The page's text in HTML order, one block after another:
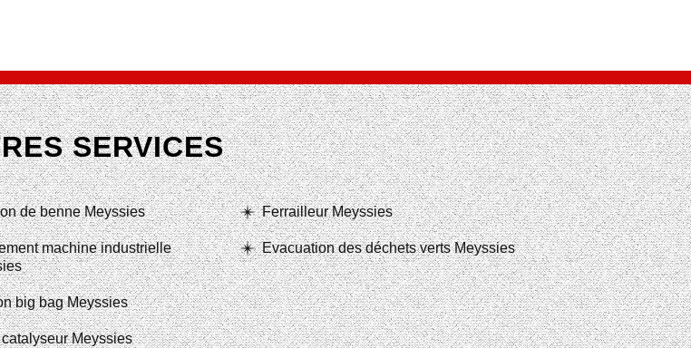
SERVICES
de benne Meyssies
machine industrielle
big bag Meyssies
Meyssies
Ferrailleur Meyssies
Evacuation des déchets verts Meyssies